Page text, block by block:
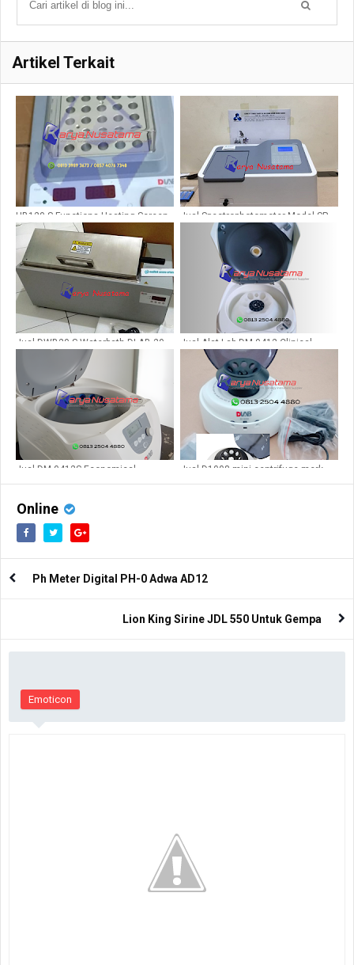
Artikel Terkait
HB120-S Functions Heating Screen
LED
Jual Spectrophotometer Model SP-
UV1100
Jual DWB20-S Waterbath DLAB 20
Jual Alat Lab DM 0412 Clinical
Centrifuge di Bandung
Jual DM 0412S Economical
Jual D1008 mini centrifuge merk
Online
Ph Meter Digital PH-0 Adwa AD12
Lion King Sirine JDL 550 Untuk Gempa
Emoticon